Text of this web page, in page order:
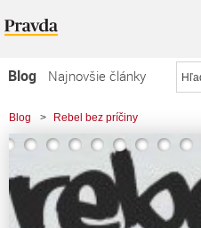
Blog
Najnovšie články
Najčítanejšie články
Najkomentovanejšie články
Zoznam blogov
Komerčné blogy
Blog > Rebel bez príčiny